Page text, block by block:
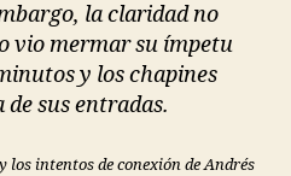
la claridad no
vio mermar su ímpetu
y los chapines
sus entradas.
los intentos de conexión de Andrés